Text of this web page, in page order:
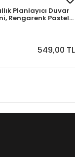
Planlayıcı Duvar
Rengarenk Pastel
549,00 TL